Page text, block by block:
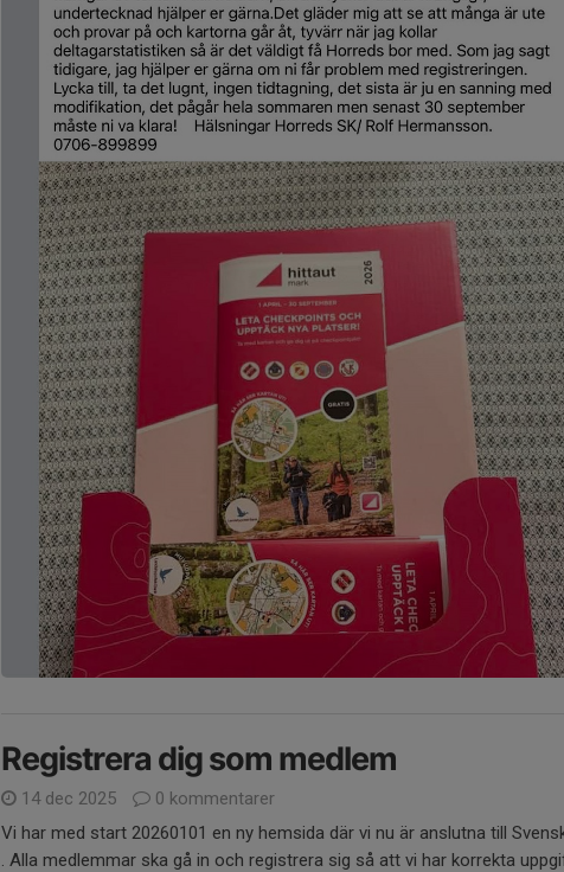
Registrera dig som medlem
14 dec 2025
0 kommentarer
Vi har med start 20260101 en ny hemsida där vi nu är anslutna till
. Alla medlemmar ska gå in och registrera sig så att vi har korrekta